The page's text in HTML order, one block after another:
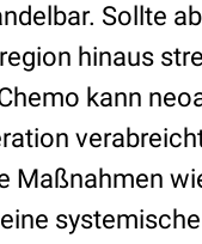
Sollte
hinaus
kann
Maßnahmen